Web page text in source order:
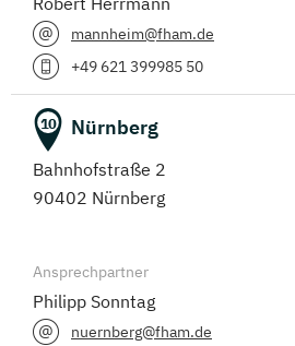
mannheim@fham.de
+49 621 399985 50
10 Nürnberg
Bahnhofstraße 2
90402 Nürnberg
Ansprechpartner
Philipp Sonntag
nuernberg@fham.de